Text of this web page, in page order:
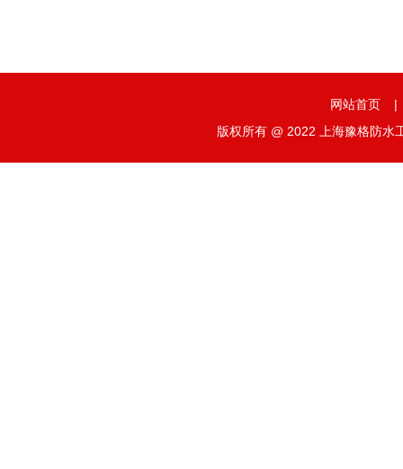
网站首页
|
版权所有 @ 2022 上海豫格防水